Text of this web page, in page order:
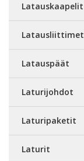
Latauskaapelit
Latausliittimet
Latauspäät
Laturijohdot
Laturipaketit
Laturit